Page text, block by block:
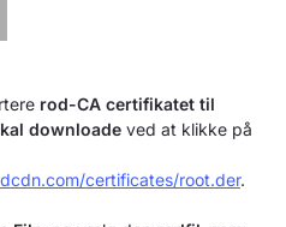
rod-CA certifikatet til
downloade ved at klikke på
certificates/root.der.